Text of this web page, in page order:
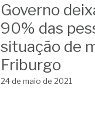
Governo
90% das
situação de
Friburgo
24 de maio de 2021